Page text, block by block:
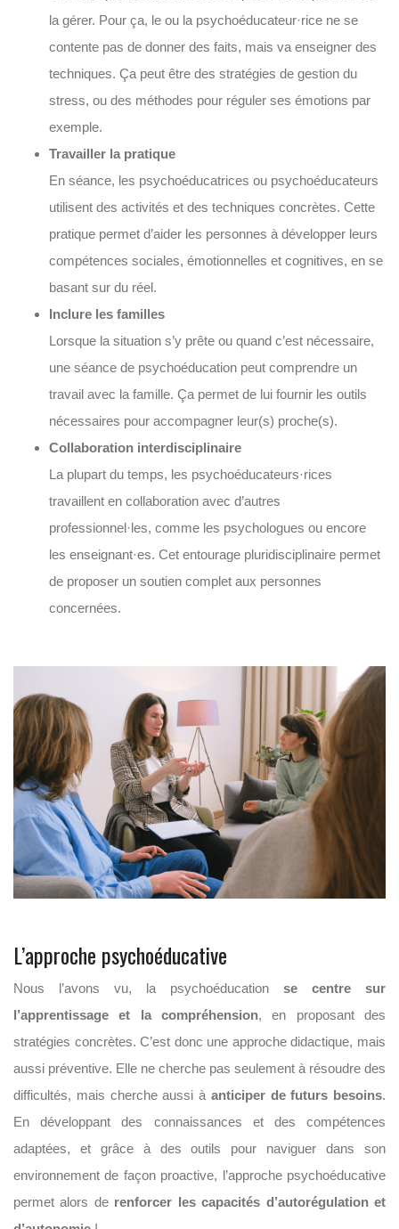
la gérer. Pour ça, le ou la psychoéducateur·rice ne se
contente pas de donner des faits, mais va enseigner des
techniques. Ça peut être des stratégies de gestion du
stress, ou des méthodes pour réguler ses émotions par
exemple.
Travailler la pratique
En séance, les psychoéducatrices ou psychoéducateurs
utilisent des activités et des techniques concrètes. Cette
pratique permet d’aider les personnes à développer leurs
compétences sociales, émotionnelles et cognitives, en se
basant sur du réel.
Inclure les familles
Lorsque la situation s’y prête ou quand c’est nécessaire,
une séance de psychoéducation peut comprendre un
travail avec la famille. Ça permet de lui fournir les outils
nécessaires pour accompagner leur(s) proche(s).
Collaboration interdisciplinaire
La plupart du temps, les psychoéducateurs·rices
travaillent en collaboration avec d’autres
professionnel·les, comme les psychologues ou encore
les enseignant·es. Cet entourage pluridisciplinaire permet
de proposer un soutien complet aux personnes
concernées.
L’approche psychoéducative
Nous l’avons vu, la psychoéducation se centre sur
l’apprentissage et la compréhension, en proposant des
stratégies concrètes. C’est donc une approche didactique, mais
aussi préventive. Elle ne cherche pas seulement à résoudre des
difficultés, mais cherche aussi à anticiper de futurs besoins.
En développant des connaissances et des compétences
adaptées, et grâce à des outils pour naviguer dans son
environnement de façon proactive, l’approche psychoéducative
permet alors derenforcer les capacités d’autorégulation et